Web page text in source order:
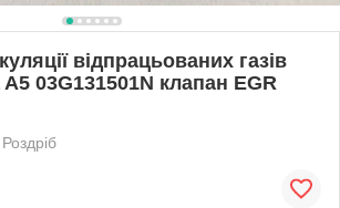
відпрацьованих газів
03G131501N клапан EGR
Роздріб